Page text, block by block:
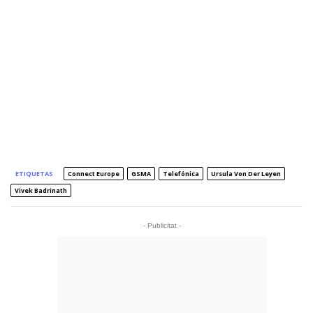
ETIQUETAS Connect Europe GSMA Telefónica
Ursula Von Der Leyen
Vivek Badrinath
- Publicitat -